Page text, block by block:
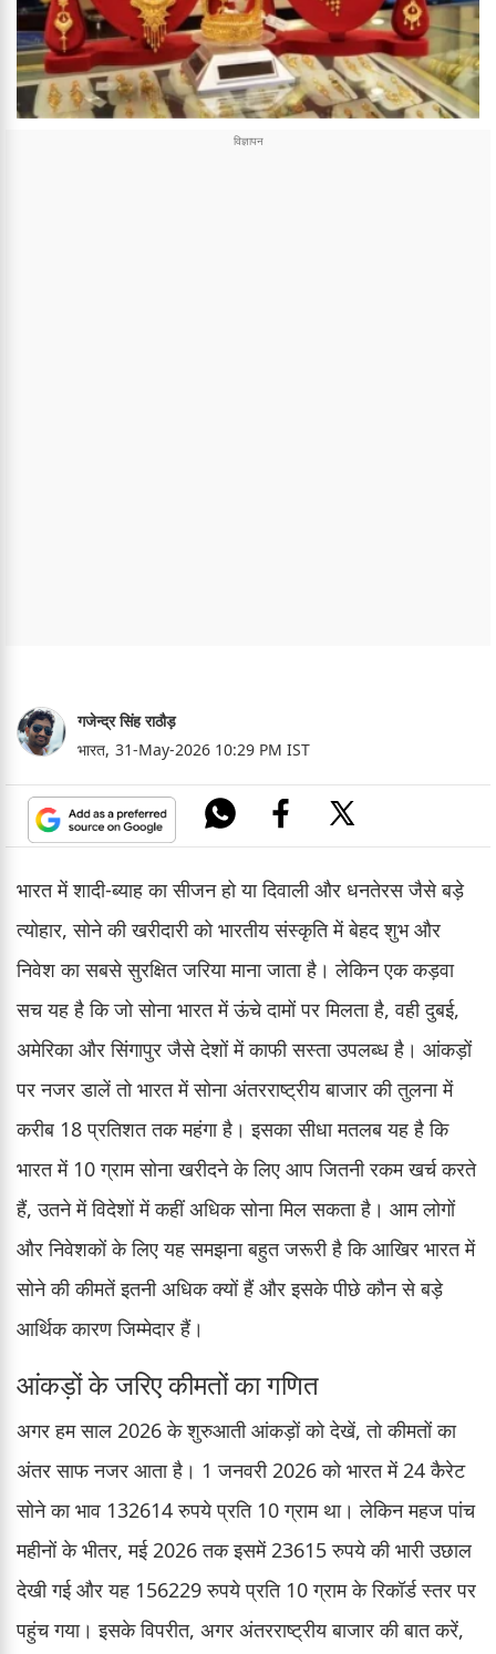
गजेन्द्र सिंह राठौड़
भारत, 31-May-2026 10:29 PM IST
भारत में शादी-ब्याह का सीजन हो या दिवाली और धनतेरस जैसे बड़े
त्योहार, सोने की खरीदारी को भारतीय संस्कृति में बेहद शुभ और
निवेश का सबसे सुरक्षित जरिया माना जाता है। लेकिन एक कड़वा
सच यह है कि जो सोना भारत में ऊंचे दामों पर मिलता है, वही दुबई,
अमेरिका और सिंगापुर जैसे देशों में काफी सस्ता उपलब्ध है। आंकड़ों
पर नजर डालें तो भारत में सोना अंतरराष्ट्रीय बाजार की तुलना में
करीब 18 प्रतिशत तक महंगा है। इसका सीधा मतलब यह है कि
भारत में 10 ग्राम सोना खरीदने के लिए आप जितनी रकम खर्च करते
हैं, उतने में विदेशों में कहीं अधिक सोना मिल सकता है। आम लोगों
और निवेशकों के लिए यह समझना बहुत जरूरी है कि आखिर भारत में
सोने की कीमतें इतनी अधिक क्यों हैं और इसके पीछे कौन से बड़े
आर्थिक कारण जिम्मेदार हैं।
आंकड़ों के जरिए कीमतों का गणित
अगर हम साल 2026 के शुरुआती आंकड़ों को देखें, तो कीमतों का
अंतर साफ नजर आता है। 1 जनवरी 2026 को भारत में 24 कैरेट
सोने का भाव 132614 रुपये प्रति 10 ग्राम था। लेकिन महज पांच
महीनों के भीतर, मई 2026 तक इसमें 23615 रुपये की भारी उछाल
देखी गई और यह 156229 रुपये प्रति 10 ग्राम के रिकॉर्ड स्तर पर
पहुंच गया। इसके विपरीत, अगर अंतरराष्ट्रीय बाजार की बात करें,